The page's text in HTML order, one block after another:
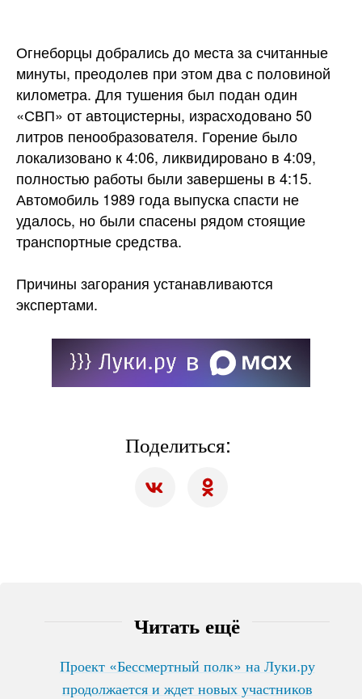
Огнеборцы добрались до места за считанные
минуты, преодолев при этом два с половиной
километра. Для тушения был подан один
«СВП» от автоцистерны, израсходовано 50
литров пенообразователя. Горение было
локализовано к 4:06, ликвидировано в 4:09,
полностью работы были завершены в 4:15.
Автомобиль 1989 года выпуска спасти не
удалось, но были спасены рядом стоящие
транспортные средства.
Причины загорания устанавливаются
экспертами.
Поделиться:
Читать ещё
Проект «Бессмертный полк» на Луки.ру
продолжается и ждет новых участников